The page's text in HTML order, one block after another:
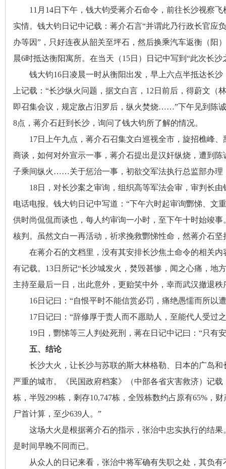
11月14日下午 ， 钱大钧受蒋介石命令，前往长沙视察飞
实情。钱大钧日记中记载：蒋介石言“并谓此乃行政长官应
办等因” ， 只好连夜从韶关至坪石，然后换乘汽车返衡（阳）
晨6时抵达衡阳寓所。在当天（15日）日记中写到“此次长沙
钱大钧16日凌晨一时从衡阳出发 ， 早上六点半抵达长沙
上记载：“长沙纵火问题，据文白言 ， 12日前后，得蔚文（
即召集会议 ， 规定敌占汨罗后，纵火焚烧……”下午见到陈
8点 ， 蒋介石赶到长沙，询问了钱大钧所了解的情况。
17日上午九点 ， 蒋介石召集文白巡视全市，旋招樵峰
商谈 ， 如何对外宣示一事，蒋介石提出是汉奸纵烧 ， 遭到陈
子乘间纵火……关于惩治一事，初欲交军法执行总监部办理
18日
， 对长沙案之审询，组织高等军法会审 ， 审判长由
电话电报。钱大钧日记中写道：“下午六时起审询酆悌、文
供时尚侃侃而谈也 ， 每人约审询一小时，至下午十时始竣事
核判 。 虽然文白一再活动，祈求挽救酆悌性命 ， 然蒋介石坚
在蒋介石的文档里 ， 没有其安排长沙焦土命令的相关
有记载。13日所记“长沙城发火 ， 焚毁甚惨，闻之心痛 ， 地
主持至最后一日，出此意外 ， 更贻笑中外，幸而武汉撤退秩
16日记曰：“自恨平时不能信赏必罚 ， 痛绝愚懦而所以
17日记曰：“辞修厚于责人而不愿助人
， 至能代人受过
19日
， 酆悌等三人判处死刑，蒋在日记中记曰：“只有
五、结论
长沙大火 ， 让长沙与苏联的斯大林格勒、日本的广岛
严重的城市。《民国政府档案》（中部各省灾害救济）记载
栋，半毁299栋 ， 剩存10,747栋，全毁栋数约占原有65% ， 财
尸首计算 ， 至少639人。”
这场大火是根据蒋介石的指示 ， 张治中忠实执行的结
是时间早晚不同而已。
从众人的日记来看 ， 张治中将军确有失职之处，其负有